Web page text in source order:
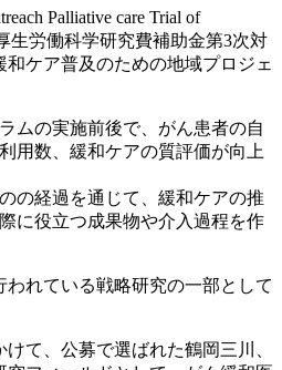
Palliative care Trial of
生労働科学研究費補助金第3次対
ケア普及のための地域プロジェ
ムの実施前後で、がん患者の自
用数、緩和ケアの質評価が向上
の経過を通じて、緩和ケアの推
に役立つ成果物や介入過程を作
われている戦略研究の一部として
て、公募で選ばれた鶴岡三川、